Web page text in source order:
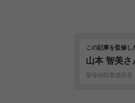
この記事を監修
山本 智美さ
聖母病院看護部長